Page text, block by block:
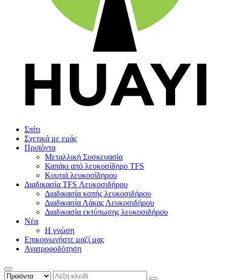
Σπίτι
Σχετικά με εμάς
Προϊόντα
Μεταλλική Συσκευασία
Καπάκι από λευκοσίδηρο TFS
Κουτιά λευκοσίδηρου
Διαδικασία TFS Λευκοσιδήρου
Διαδικασία κοπής λευκοσιδήρου
Διαδικασία Λάκας Λευκοσιδήρου
Διαδικασία εκτύπωσης λευκοσιδήρου
Νέα
Η γνώση
Επικοινωνήστε μαζί μας
Ανατροφοδότηση